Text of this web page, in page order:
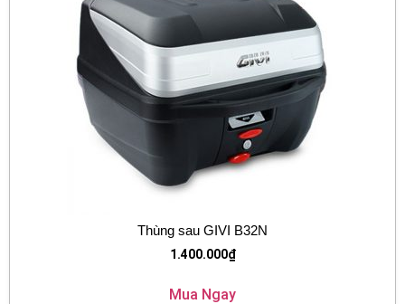
Thùng sau GIVI B32N
1.400.000₫
Mua Ngay